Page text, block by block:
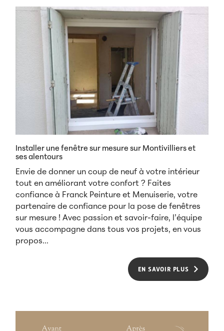
Installer une fenêtre sur mesure sur Montivilliers et
ses alentours
Envie de donner un coup de neuf à votre intérieur
tout en améliorant votre confort ? Faites
confiance à Franck Peinture et Menuiserie, votre
partenaire de confiance pour la pose de fenêtres
sur mesure ! Avec passion et savoir-faire, l’équipe
vous accompagne dans tous vos projets, en vous
propos...
EN SAVOIR PLUS